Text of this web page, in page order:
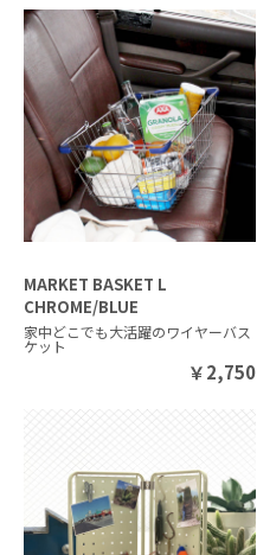
MARKET BASKET L
CHROME/BLUE
家中どこでも大活躍のワイヤーバス
ケット
￥2,750